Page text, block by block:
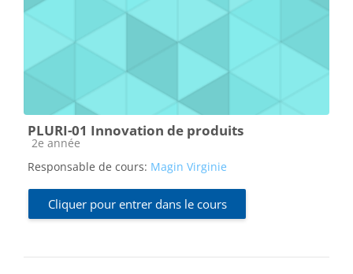
PLURI-01 Innovation de produits
Catégorie de cours
2e année
Responsable de cours: Magin Virginie
Cliquer pour entrer dans le cours